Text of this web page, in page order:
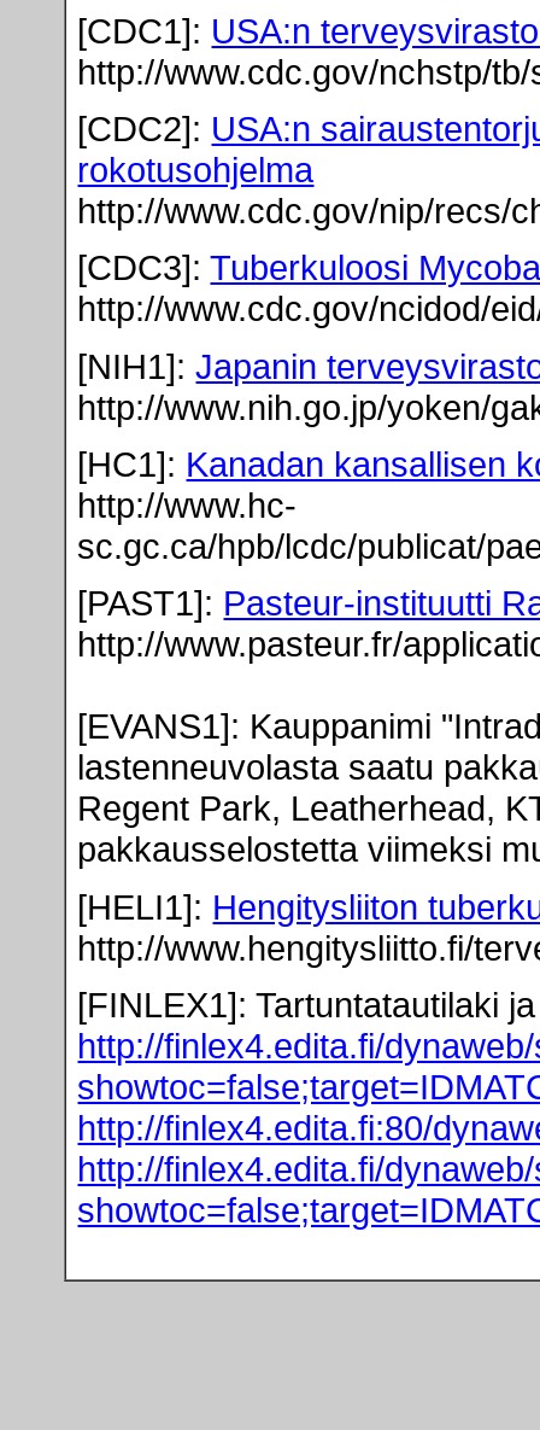
[CDC1]: USA:n
http://www.cdc.gov/nchstp/
[CDC2]: USA:n
rokotusohjelma
http://www.cdc.gov/nip/recs/
[CDC3]:Tuberkuloosi
http://www.cdc.gov/ncidod/
[NIH1]:Japanin
http://www.nih.go.jp/yoken/
[HC1]: Kanadan kansallisen
http://www.hc-
sc.gc.ca/hpb/lcdc/publicat/
[PAST1]: Pasteur-instituutti
http://www.pasteur.fr/
[EVANS1]: Kauppanimi
lastenneuvolasta saatu
Regent Park, Leatherhead,
pakkausselostetta viimeksi
[HELI1]: Hengitysliiton
http://www.hengitysliitto.fi/
[FINLEX1]: Tartuntatautilaki
http://finlex4.edita.fi/
http://finlex4.edita.fi:80/
http://finlex4.edita.fi/